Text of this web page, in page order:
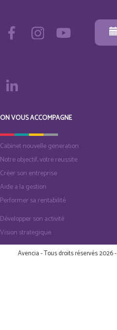
ON VOUS ACCOMPAGNE
Cabinet nouvelle generation
Notre objectif, votre reussite
Créer son entreprise
Aide a la gestion
Performer sa rentabilité
Développer son activité
Vision strategique
Avencia - Tous droits réservés 2026 -